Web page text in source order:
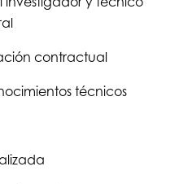
contractual
técnicos